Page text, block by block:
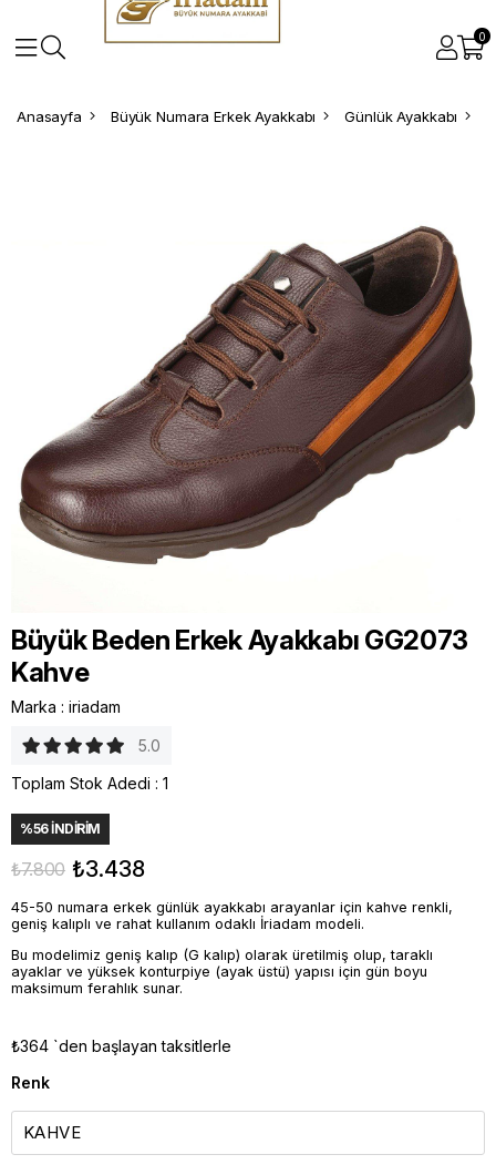
0
Anasayfa Büyük Numara Erkek Ayakkabı Günlük Ayakkabı
Büyük Beden Erkek Ayakkabı GG2073
Kahve
Marka : iriadam
5.0
Toplam Stok Adedi : 1
%56İNDIRIM
₺7.800 ₺3.438
45-50 numara erkek günlük ayakkabı arayanlar için kahve renkli,
geniş kalıplı ve rahat kullanım odaklı İriadam modeli.
Bu modelimiz geniş kalıp (G kalıp) olarak üretilmiş olup, taraklı
ayaklar ve yüksek konturpiye (ayak üstü) yapısı için gün boyu
maksimum ferahlık sunar.
₺364 `den başlayan taksitlerle
Renk